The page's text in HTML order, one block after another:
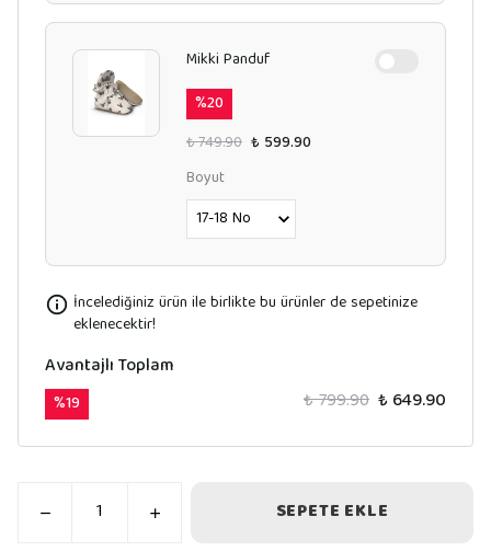
Mikki Panduf
%20
₺ 749.90 ₺ 599.90
Boyut
İncelediğiniz ürün ile birlikte bu ürünler de sepetinize
eklenecektir!
Avantajlı Toplam
%19 ₺ 799.90 ₺ 649.90
SEPETE EKLE